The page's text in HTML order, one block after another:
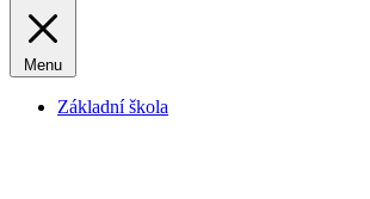
Menu
Základní škola